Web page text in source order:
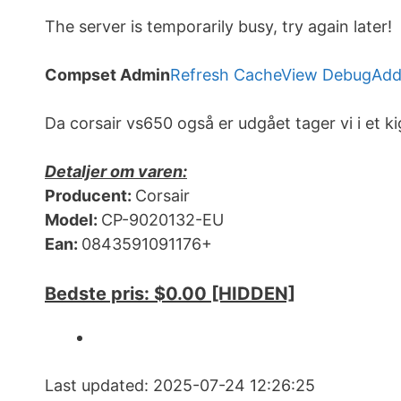
The server is temporarily busy, try again later!
Compset AdminRefresh CacheView Debug
Da corsair vs650 også er udgået tager vi i et
Detaljer om varen:
Producent: Corsair
Model: CP-9020132-EU
Ean: 0843591091176+
Bedste pris: $0.00 [HIDDEN]
Last updated: 2025-07-24 12:26:25